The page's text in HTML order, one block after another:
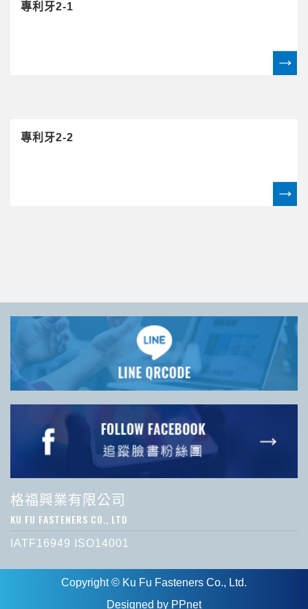
專利牙2-1
專利牙2-2
格福興業有限公司
KU FU FASTENERS CO., LTD
IATF16949 ISO14001
Copyright © Ku Fu Fasteners Co., Ltd.
Designed by PPnet